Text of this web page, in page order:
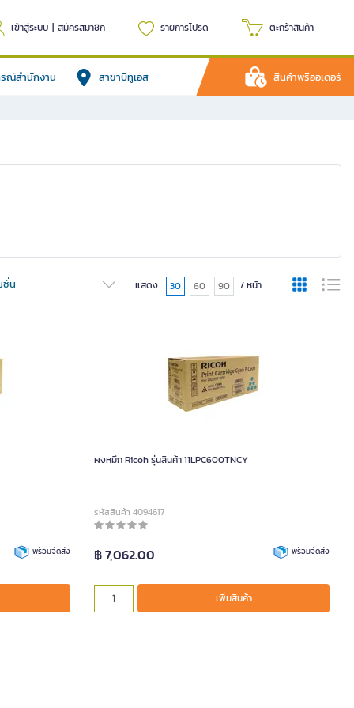
เข้าสู่ระบบ | สมัครสมาชิก รายการโปรด ตะกร้าสินค้า
รณ์สำนักงาน สาขาบีทูเอส สินค้าพรีออเดอร์
ชั่น แสดง 30 60 90 / หน้า
พร้อมจัดส่ง
ผงหมึก Ricoh รุ่นสินค้า 11LPC600TNCY
รหัสสินค้า 4094617
฿ 7,062.00 พร้อมจัดส่ง
เพิ่มสินค้า